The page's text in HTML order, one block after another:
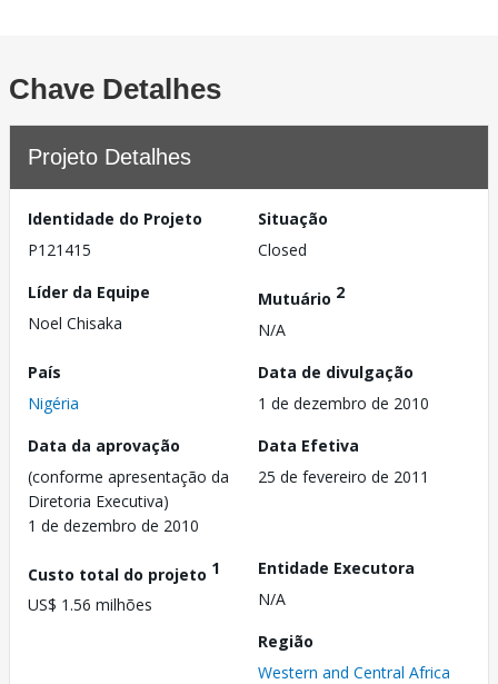
Chave Detalhes
Projeto Detalhes
Identidade do Projeto
P121415
Situação
Closed
Líder da Equipe
Noel Chisaka
Mutuário 2
N/A
País
Nigéria
Data de divulgação
1 de dezembro de 2010
Data da aprovação
(conforme apresentação da
Diretoria Executiva)
1 de dezembro de 2010
Data Efetiva
25 de fevereiro de 2011
Custo total do projeto 1
US$ 1.56 milhões
Entidade Executora
N/A
Região
Western and Central Africa